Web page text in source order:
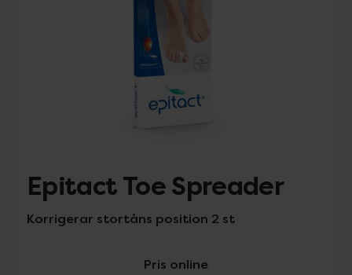
Epitact Toe Spreader
Korrigerar stortåns position 2 st
Pris online